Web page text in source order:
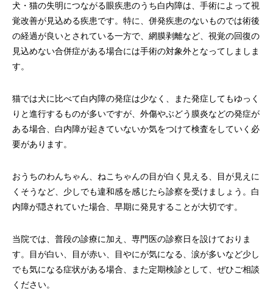
犬・猫の失明につながる眼疾患のうち白内障は、手術によって視
覚改善が見込める疾患です。特に、併発疾患のないものでは術後
の経過が良いとされている一方で、網膜剥離など、視覚の回復の
見込めない合併症がある場合には手術の対象外となってしましま
す。
猫では犬に比べて白内障の発症は少なく、また発症してもゆっく
りと進行するものが多いですが、外傷やぶどう膜炎などの発症が
ある場合、白内障が起きていないか気をつけて検査をしていく必
要があります。
おうちのわんちゃん、ねこちゃんの目が白く見える、目が見えに
くそうなど、少しでも違和感を感じたら診察を受けましょう。白
内障が隠されていた場合、早期に発見することが大切です。
当院では、普段の診療に加え、専門医の診察日を設けておりま
す。目が白い、目が赤い、目やにが気になる、涙が多いなど少し
でも気になる症状がある場合、また定期検診として、ぜひご相談
ください。